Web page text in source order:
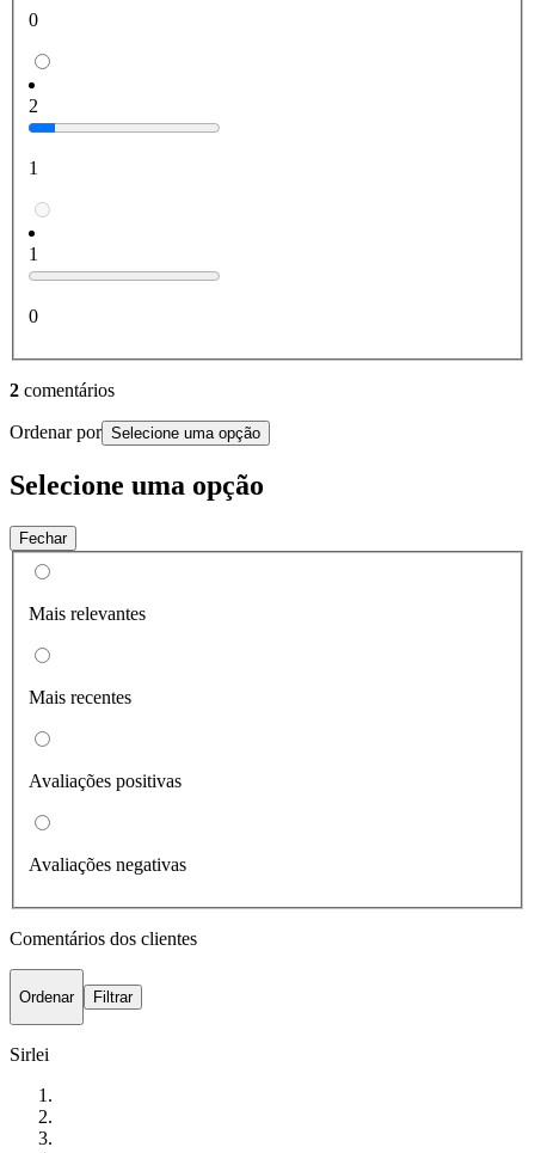
0
2
1
1
0
2 comentários
Ordenar por Selecione uma opção
Selecione uma opção
Fechar
Mais relevantes
Mais recentes
Avaliações positivas
Avaliações negativas
Comentários dos clientes
Ordenar Filtrar
Sirlei